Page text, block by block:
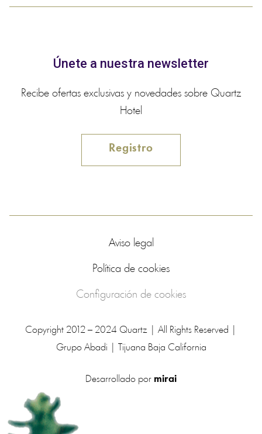
Únete a nuestra newsletter
Recibe ofertas exclusivas y novedades sobre Quartz
Hotel
Registro
Aviso legal
Política de cookies
Configuración de cookies
Copyright 2012 – 2024 Quartz | All Rights Reserved |
Grupo Abadi | Tijuana Baja California
Desarrollado por mirai